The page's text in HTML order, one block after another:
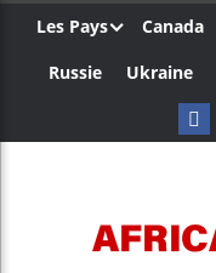
Les Pays Canada
Russie
Ukraine